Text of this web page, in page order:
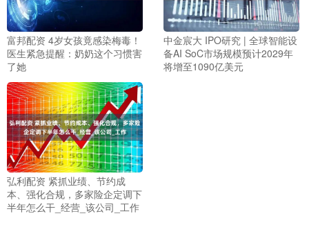
富邦配资 4岁女孩竟感染梅毒！
医生紧急提醒：奶奶这个习惯害
了她
中金宸大 IPO研究 | 全球智能设
备AI SoC市场规模预计2029年
将增至1090亿美元
弘利配资 紧抓业绩、节约成
本、强化合规，多家险企定调下
半年怎么干_经营_该公司_工作